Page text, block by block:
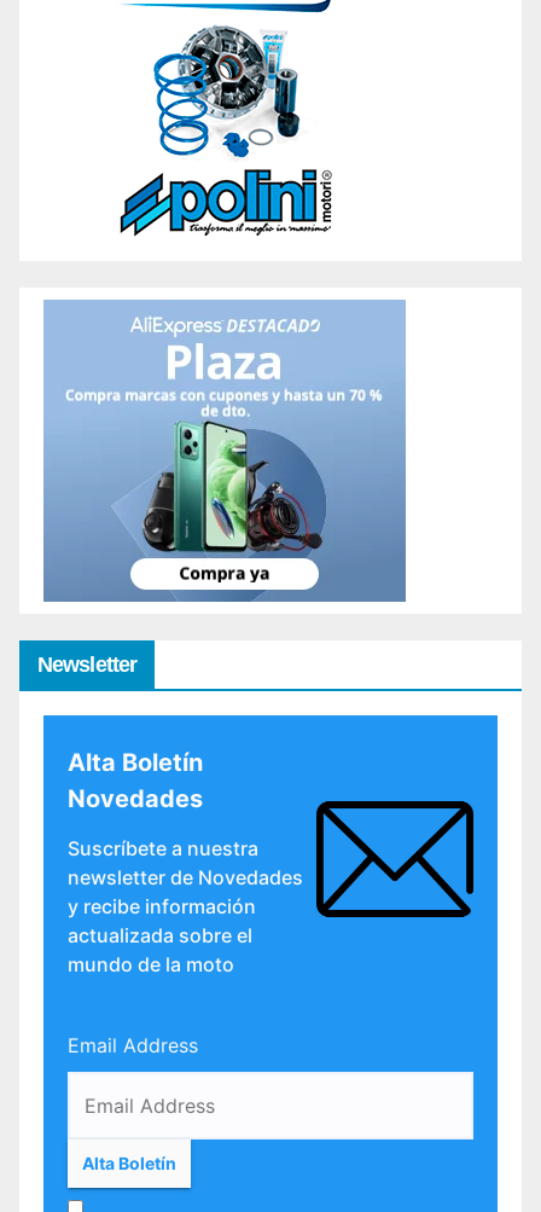
Newsletter
Alta Boletín
Novedades
Suscríbete a nuestra
newsletter de Novedades
y recibe información
actualizada sobre el
mundo de la moto
Email Address